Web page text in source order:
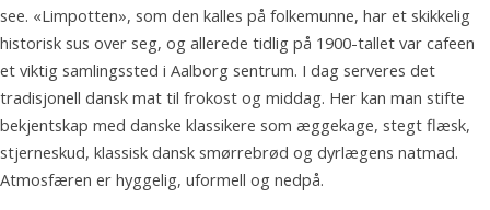
see. «Limpotten», som den kalles på folkemunne, har et skikkelig
historisk sus over seg, og allerede tidlig på 1900-tallet var cafeen
et viktig samlingssted i Aalborg sentrum. I dag serveres det
tradisjonell dansk mat til frokost og middag. Her kan man stifte
bekjentskap med danske klassikere som æggekage, stegt flæsk,
stjerneskud, klassisk dansk smørrebrød og dyrlægens natmad.
Atmosfæren er hyggelig, uformell og nedpå.